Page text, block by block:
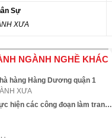
Sự
XƯA
NGÀNH NGHỀ KHÁC
hàng Hàng Dương quận 1
XƯA
Tuyển 20 NV sản xuất thực hiện các công đoạn làm tranh tại Hà Nội